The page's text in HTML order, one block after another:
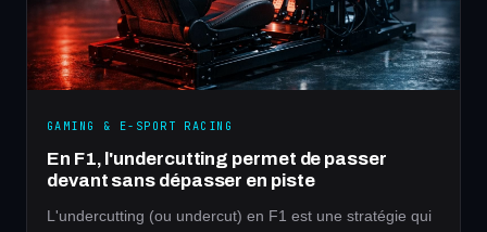
GAMING & E-SPORT RACING
En F1, l'undercutting permet de passer
devant sans dépasser en piste
L'undercutting (ou undercut) en F1 est une stratégie qui